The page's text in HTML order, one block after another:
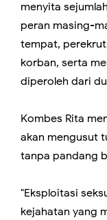
menyita
peran masing-
tempat,
korban, serta
diperoleh dari
Kombes Rita
akan mengusut
tanpa pandang
"Eksploitasi
kejahatan yang